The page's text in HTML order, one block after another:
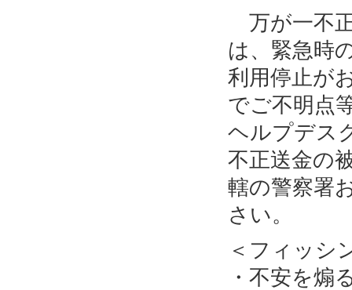
万が一不
は、緊急時
利用停止が
でご不明点
ヘルプデス
不正送金の
轄の警察署
さい。
＜フィッシ
・不安を煽